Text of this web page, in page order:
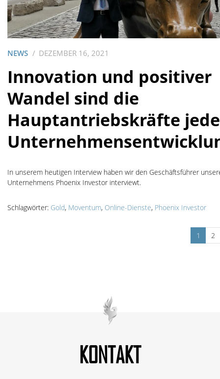
NEWS DEZEMBER 16, 2021
Innovation und positiver
Wandel sind die
Hauptantriebskräfte
In unserem heutigen Interview haben wir den Geschäftsführer
Unternehmens Phoenix Investor interviewt.
Schlagwörter: Gold, Moventum, Online-Dienste, Phoenix Investor
1 2
KONTAKT